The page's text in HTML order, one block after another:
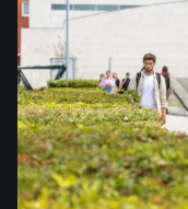
Segundo explica
não haja “nenhum
que não saiba
esta ferramenta”.